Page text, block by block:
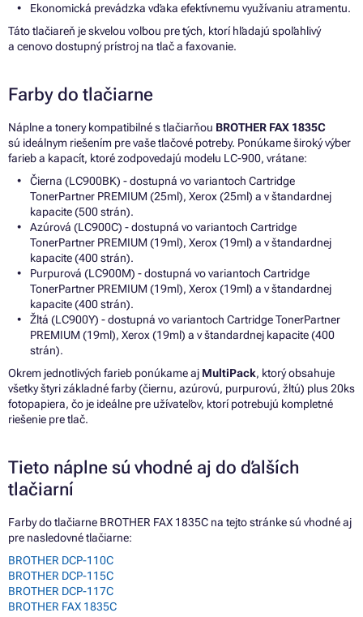
Ekonomická prevádzka vďaka efektívnemu využívaniu atramentu.
Táto tlačiareň je skvelou voľbou pre tých, ktorí hľadajú spoľahlivý
a cenovo dostupný prístroj na tlač a faxovanie.
Farby do tlačiarne
Náplne a tonery kompatibilné s tlačiarňou BROTHER FAX 1835C
sú ideálnym riešením pre vaše tlačové potreby. Ponúkame široký výber
farieb a kapacít, ktoré zodpovedajú modelu LC-900, vrátane:
Čierna (LC900BK) - dostupná vo variantoch Cartridge
TonerPartner PREMIUM (25ml), Xerox (25ml) a v štandardnej
kapacite (500 strán).
Azúrová (LC900C) - dostupná vo variantoch Cartridge
TonerPartner PREMIUM (19ml), Xerox (19ml) a v štandardnej
kapacite (400 strán).
Purpurová (LC900M) - dostupná vo variantoch Cartridge
TonerPartner PREMIUM (19ml), Xerox (19ml) a v štandardnej
kapacite (400 strán).
Žltá (LC900Y) - dostupná vo variantoch Cartridge TonerPartner
PREMIUM (19ml), Xerox (19ml) a v štandardnej kapacite (400
strán).
Okrem jednotlivých farieb ponúkame aj MultiPack, ktorý obsahuje
všetky štyri základné farby (čiernu, azúrovú, purpurovú, žltú) plus 20ks
fotopapiera, čo je ideálne pre užívateľov, ktorí potrebujú kompletné
riešenie pre tlač.
Tieto náplne sú vhodné aj do ďalších
tlačiarní
Farby do tlačiarne BROTHER FAX 1835C na tejto stránke sú vhodné aj
pre nasledovné tlačiarne:
BROTHER DCP-110C
BROTHER DCP-115C
BROTHER DCP-117C
BROTHER FAX 1835C